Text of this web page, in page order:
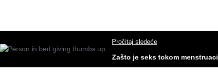
Pročitaj sledeće
Zašto je seks tokom